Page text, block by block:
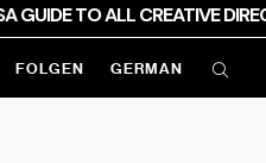
GUIDE TO ALL CREATIVE
FOLGEN GERMAN